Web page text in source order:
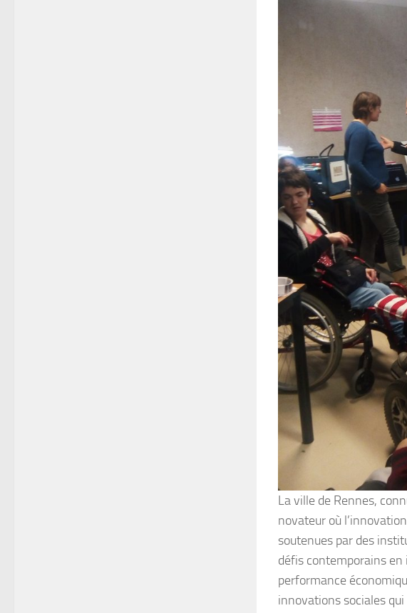
La ville de Rennes,
novateur où
soutenues par des
défis contemporains
performance
innovations sociales